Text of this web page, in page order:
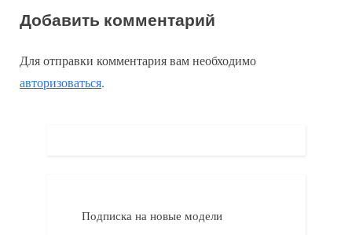
по
записям
е
ы
д
е
у
п
Добавить комментарий
Для отправки комментария вам необходимо
авторизоваться.
Подписка на новые модели